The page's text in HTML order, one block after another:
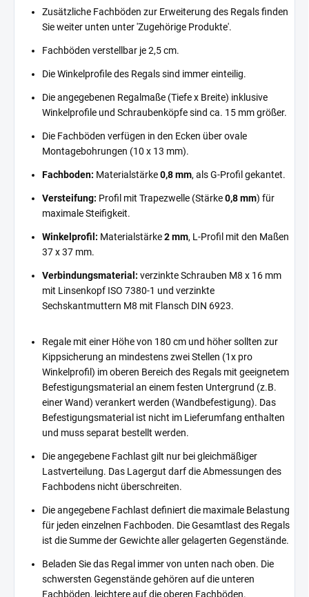
Zusätzliche Fachböden zur Erweiterung des Regals finden
Sie weiter unten unter 'Zugehörige Produkte'.
Fachböden verstellbar je 2,5 cm.
Die Winkelprofile des Regals sind immer einteilig.
Die angegebenen Regalmaße (Tiefe x Breite) inklusive
Winkelprofile und Schraubenköpfe sind ca. 15 mm größer.
Die Fachböden verfügen in den Ecken über ovale
Montagebohrungen (10 x 13 mm).
Fachboden: Materialstärke0,8 mm, als G-Profil gekantet.
Versteifung: Profil mit Trapezwelle (Stärke0,8 mm) für
maximale Steifigkeit.
Winkelprofil: Materialstärke2 mm, L-Profil mit den Maßen
37 x 37 mm.
Verbindungsmaterial: verzinkte Schrauben M8 x 16 mm
mit Linsenkopf ISO 7380-1 und verzinkte
Sechskantmuttern M8 mit Flansch DIN 6923.
Regale mit einer Höhe von 180 cm und höher sollten zur
Kippsicherung an mindestens zwei Stellen (1x pro
Winkelprofil) im oberen Bereich des Regals mit geeignetem
Befestigungsmaterial an einem festen Untergrund (z.B.
einer Wand) verankert werden (Wandbefestigung). Das
Befestigungsmaterial ist nicht im Lieferumfang enthalten
und muss separat bestellt werden.
Die angegebene Fachlast gilt nur bei gleichmäßiger
Lastverteilung. Das Lagergut darf die Abmessungen des
Fachbodens nicht überschreiten.
Die angegebene Fachlast definiert die maximale Belastung
für jeden einzelnen Fachboden. Die Gesamtlast des Regals
ist die Summe der Gewichte aller gelagerten Gegenstände.
Beladen Sie das Regal immer von unten nach oben. Die
schwersten Gegenstände gehören auf die unteren
Fachböden, leichtere auf die oberen Fachböden.